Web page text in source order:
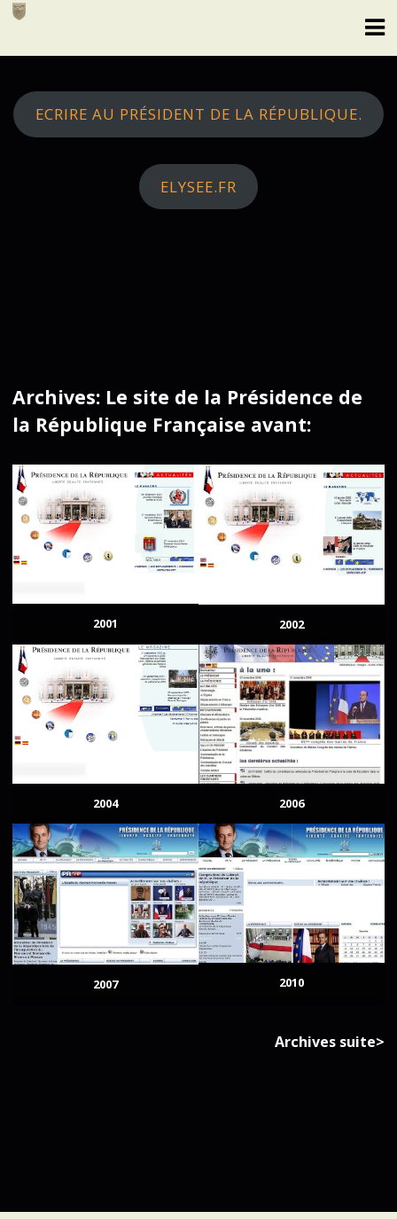
Skip
ECRIRE AU PRÉSIDENT DE LA RÉPUBLIQUE.
ELYSEE.FR
Archives: Le site de la Présidence de
la République Française avant:
2001 2002
2004 2006
2007 2010
Archives suite>